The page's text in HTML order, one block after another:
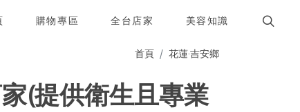
購物專區 全台店家 美容知識
首頁 花蓮·吉安鄉
(提供衛生且專業